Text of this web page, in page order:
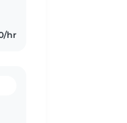
hr